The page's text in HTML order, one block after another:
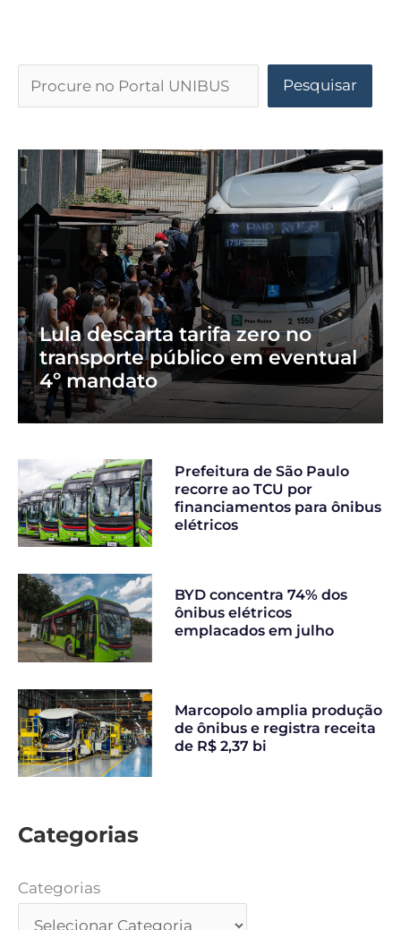
Pesquisar
Lula descarta tarifa zero no
transporte público em eventual
4º mandato
Prefeitura de São Paulo
recorre ao TCU por
financiamentos para ônibus
elétricos
BYD concentra 74% dos
ônibus elétricos
emplacados em julho
Marcopolo amplia produção
de ônibus e registra receita
de R$ 2,37 bi
Categorias
Categorias